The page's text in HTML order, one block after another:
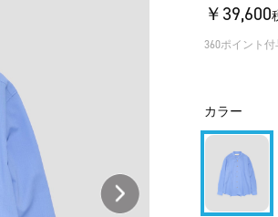
￥39,600
360ポイント付
カラー